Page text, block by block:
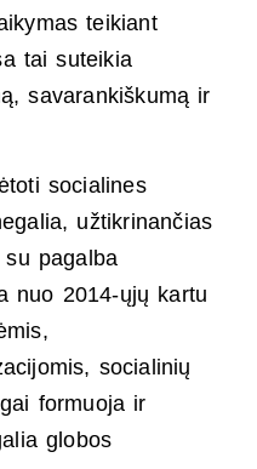
teikiant
tai suteikia
savarankiškumą ir
socialines
užtikrinančias
pagalba
nuo 2014-ųjų kartu
socialinių
formuoja ir
globos